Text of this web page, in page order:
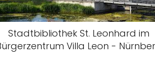
Stadtbibliothek St. Leonhard im
Villa Leon -